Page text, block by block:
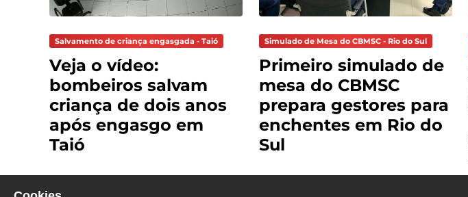
Salvamento de criança engasgada - Taió
Veja o vídeo:
bombeiros salvam
criança de dois anos
após engasgo em
Taió
Simulado de Mesa do CBMSC - Rio do Sul
Primeiro simulado de
mesa do CBMSC
prepara gestores para
enchentes em Rio do
Sul